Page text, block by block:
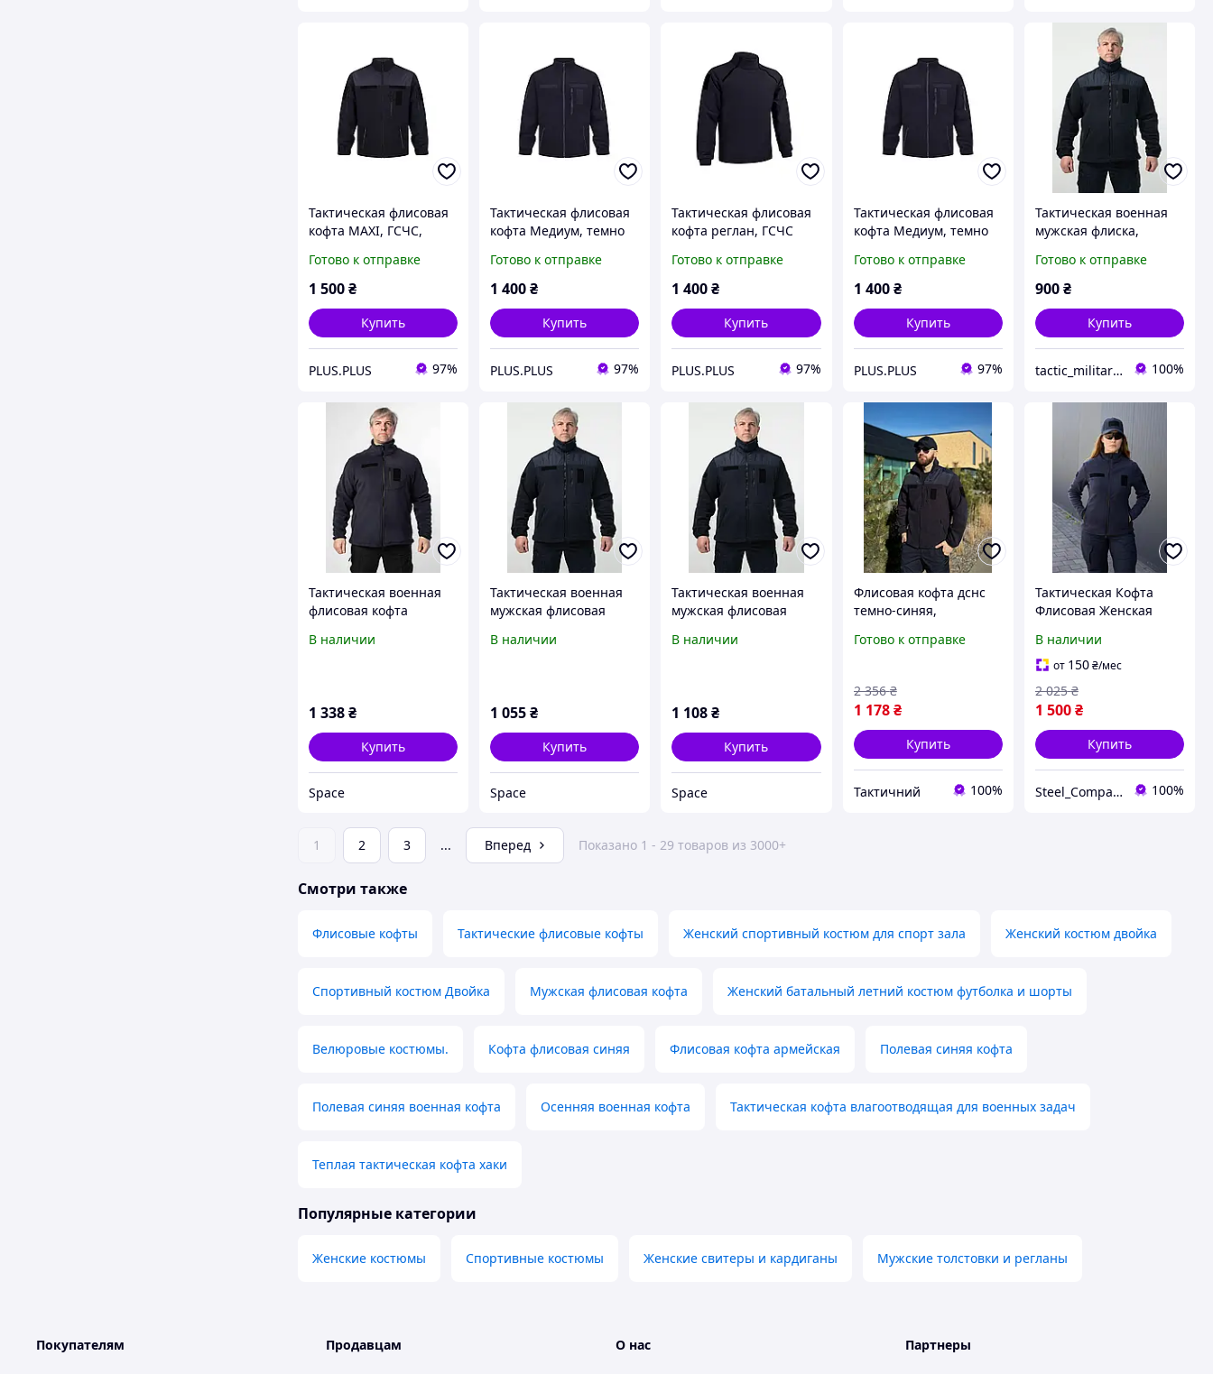
Тактическая флисовая
кофта МАХІ, ГСЧС,
Готово к отправке
1 500₴
Купить
PLUS.PLUS 97%
Тактическая флисовая
кофта Медиум, темно
Готово к отправке
1 400₴
Купить
PLUS.PLUS 97%
Тактическая флисовая
кофта реглан, ГСЧС
Готово к отправке
1 400₴
Купить
PLUS.PLUS 97%
Тактическая флисовая
кофта Медиум, темно
Готово к отправке
1 400 ₴
Купить
PLUS.PLUS 97%
Тактическая военная
мужская флиска,
Темно Синяя с
накладками на плечах
Готово к отправке
900₴
Купить
tactic_military_shop 100%
Тактическая военная
флисовая кофта
флиска Темно Синяя
В наличии
1 338₴
Купить
Space
Тактическая военная
мужская флисовая
ДСНС Темно Синяя
В наличии
1 055₴
Купить
Space
Тактическая военная
мужская флисовая
ДСНС Темно Синяя
В наличии
1 108₴
Купить
Space
Флисовая кофта дснс
темно-синяя,
дснс плотность 300 г/
мужская дснс 48 Ne2kx
Готово к отправке
1 178 ₴
2 356 ₴
Купить
Тактичний 100%
Тактическая Кофта
Флисовая Женская
синяя
В наличии
от 150₴/мес
1 500₴
2 025 ₴
Купить
Steel_Company 100%
1 2 3 ... Вперед Показано 1 - 29 товаров из 3000+
Смотри также
Флисовые кофты Тактические флисовые кофты Женский спортивный костюм для спорт зала Женский костюм двойка
Спортивный костюм Двойка Мужская флисовая кофта Женский батальный летний костюм футболка и шорты
Велюровые костюмы. Кофта флисовая синяя Флисовая кофта армейская Полевая синяя кофта
Полевая синяя военная кофта Осенняя военная кофта Тактическая кофта влагоотводящая для военных задач
Теплая тактическая кофта хаки
Популярные категории
Женские костюмы Спортивные костюмы Женские свитеры и кардиганы Мужские толстовки и регланы
Покупателям Продавцам О нас Партнеры